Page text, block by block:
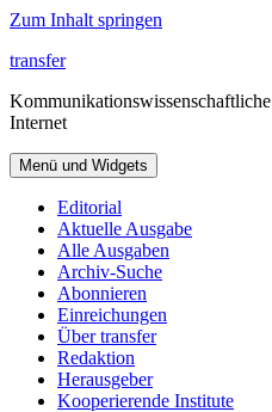
Zum Inhalt springen
transfer
Internet
Menü und Widgets
Editorial
Aktuelle Ausgabe
Alle Ausgaben
Archiv-Suche
Abonnieren
Einreichungen
Über transfer
Redaktion
Herausgeber
Kooperierende Institute